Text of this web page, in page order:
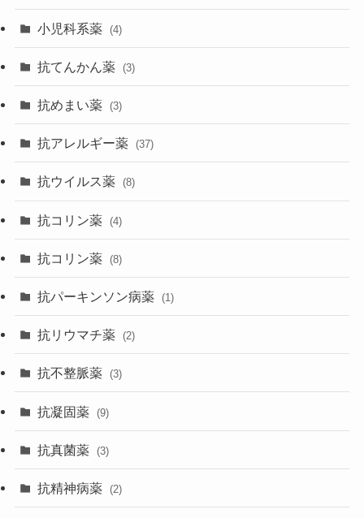
小児科系薬 (4)
抗てんかん薬 (3)
抗めまい薬 (3)
抗アレルギー薬 (37)
抗ウイルス薬 (8)
抗コリン薬 (4)
抗コリン薬 (8)
抗パーキンソン病薬 (1)
抗リウマチ薬 (2)
抗不整脈薬 (3)
抗凝固薬 (9)
抗真菌薬 (3)
抗精神病薬 (2)